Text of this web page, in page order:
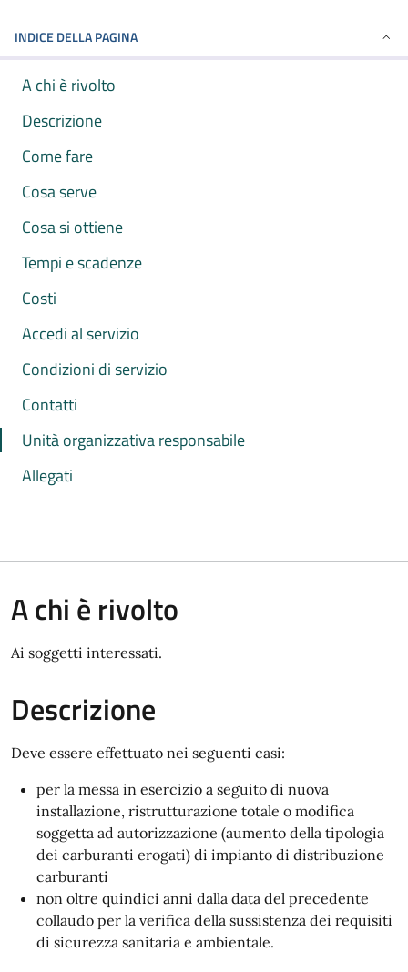
INDICE DELLA PAGINA
A chi è rivolto
Descrizione
Come fare
Cosa serve
Cosa si ottiene
Tempi e scadenze
Costi
Accedi al servizio
Condizioni di servizio
Contatti
Unità organizzativa responsabile
Allegati
A chi è rivolto
Ai soggetti interessati.
Descrizione
Deve essere effettuato nei seguenti casi:
per la messa in esercizio a seguito di nuova
installazione, ristrutturazione totale o modifica
soggetta ad autorizzazione (aumento della tipologia
dei carburanti erogati) di impianto di distribuzione
carburanti
non oltre quindici anni dalla data del precedente
collaudo per la verifica della sussistenza dei requisiti
di sicurezza sanitaria e ambientale.